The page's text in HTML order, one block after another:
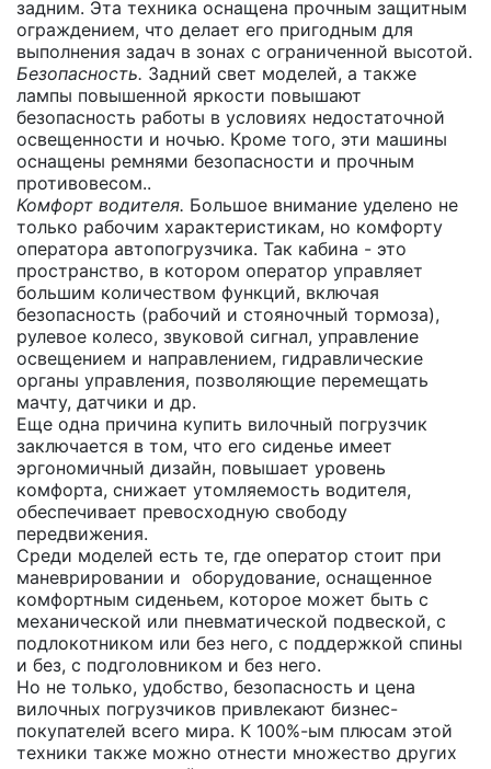
задним. Эта техника оснащена прочным защитным
ограждением, что делает его пригодным для
выполнения задач в зонах с ограниченной высотой.
Безопасность. Задний свет моделей, а также
лампы повышенной яркости повышают
безопасность работы в условиях недостаточной
освещенности и ночью. Кроме того, эти машины
оснащены ремнями безопасности и прочным
противовесом..
Комфорт водителя. Большое внимание уделено не
только рабочим характеристикам, но комфорту
оператора автопогрузчика. Так кабина - это
пространство, в котором оператор управляет
большим количеством функций, включая
безопасность (рабочий и стояночный тормоза),
рулевое колесо, звуковой сигнал, управление
освещением и направлением, гидравлические
органы управления, позволяющие перемещать
мачту, датчики и др.
Еще одна причина купить вилочный погрузчик
заключается в том, что его сиденье имеет
эргономичный дизайн, повышает уровень
комфорта, снижает утомляемость водителя,
обеспечивает превосходную свободу
передвижения.
Среди моделей есть те, где оператор стоит при
маневрировании и оборудование, оснащенное
комфортным сиденьем, которое может быть с
механической или пневматической подвеской, с
подлокотником или без него, с поддержкой спины
и без, с подголовником и без него.
Но не только, удобство, безопасность и цена
вилочных погрузчиков привлекают бизнес-
покупателей всего мира. К 100%-ым плюсам этой
техники также можно отнести множество других